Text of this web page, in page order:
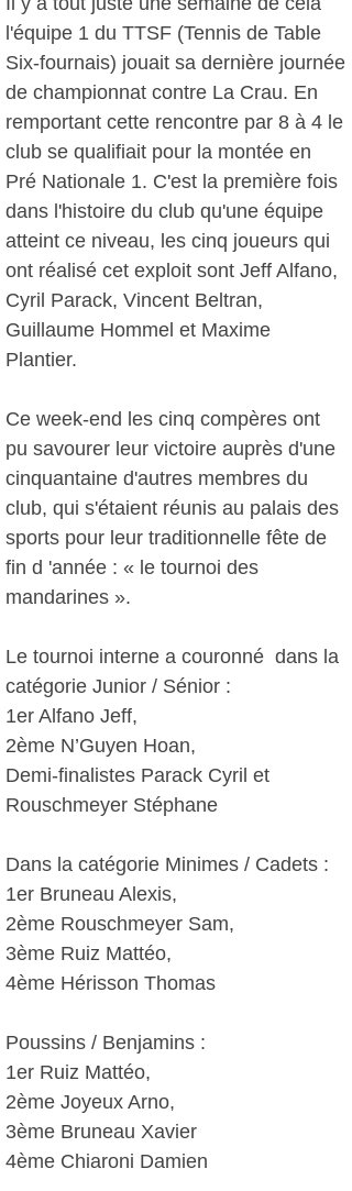
l'équipe 1 du TTSF (Tennis de Table
Six-fournais) jouait sa dernière journée
de championnat contre La Crau. En
remportant cette rencontre par 8 à 4 le
club se qualifiait pour la montée en
Pré Nationale 1. C'est la première fois
dans l'histoire du club qu'une équipe
atteint ce niveau, les cinq joueurs qui
ont réalisé cet exploit sont Jeff Alfano,
Cyril Parack, Vincent Beltran,
Guillaume Hommel et Maxime
Plantier.
Ce week-end les cinq compères ont
pu savourer leur victoire auprès d'une
cinquantaine d'autres membres du
club, qui s'étaient réunis au palais des
sports pour leur traditionnelle fête de
fin d 'année : « le tournoi des
mandarines ».
Le tournoi interne a couronné dans la
catégorie Junior / Sénior :
1er Alfano Jeff,
2ème N’Guyen Hoan,
Demi-finalistes Parack Cyril et
Rouschmeyer Stéphane
Dans la catégorie Minimes / Cadets :
1er Bruneau Alexis,
2ème Rouschmeyer Sam,
3ème Ruiz Mattéo,
4ème Hérisson Thomas
Poussins / Benjamins :
1er Ruiz Mattéo,
2ème Joyeux Arno,
3ème Bruneau Xavier
4ème Chiaroni Damien